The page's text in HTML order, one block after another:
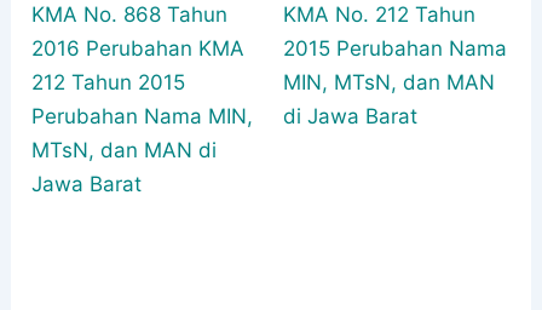
KMA No. 868 Tahun
2016 Perubahan KMA
212 Tahun 2015
Perubahan Nama MIN,
MTsN, dan MAN di
Jawa Barat
KMA No. 212 Tahun
2015 Perubahan Nama
MIN, MTsN, dan MAN
di Jawa Barat